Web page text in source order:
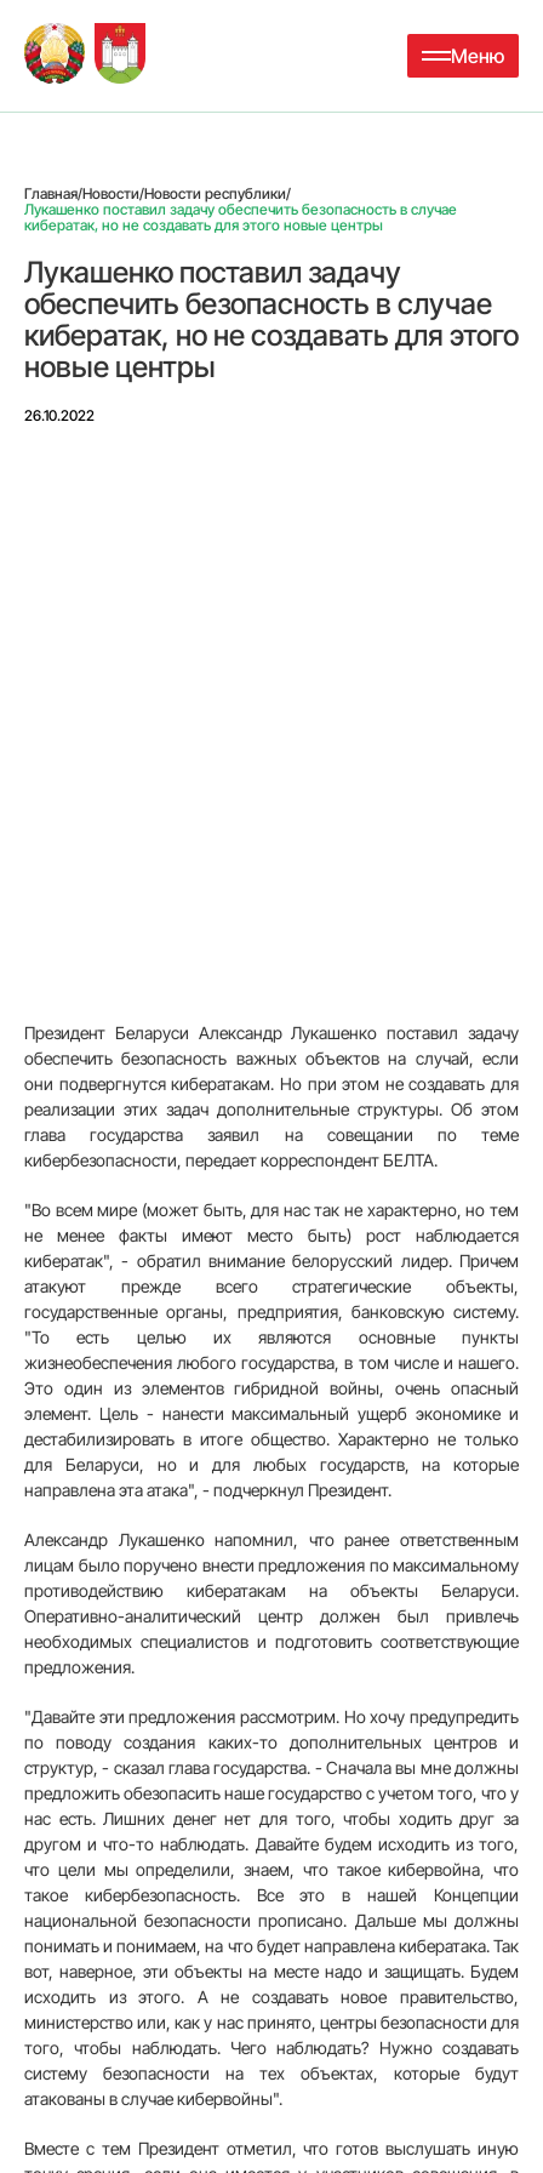
Меню
Главная/Новости/Новости республики/
Лукашенко поставил задачу обеспечить безопасность в случае
кибератак, но не создавать для этого новые центры
Лукашенко поставил задачу
обеспечить безопасность в случае
кибератак, но не создавать для этого
новые центры
26.10.2022
Президент Беларуси Александр Лукашенко поставил задачу
обеспечить безопасность важных объектов на случай, если
они подвергнутся кибератакам. Но при этом не создавать для
реализации этих задач дополнительные структуры. Об этом
глава государства заявил на совещании по теме
кибербезопасности, передает корреспондент БЕЛТА.
"Во всем мире (может быть, для нас так не характерно, но тем
не менее факты имеют место быть) рост наблюдается
кибератак", - обратил внимание белорусский лидер. Причем
атакуют прежде всего стратегические объекты,
государственные органы, предприятия, банковскую систему.
"То есть целью их являются основные пункты
жизнеобеспечения любого государства, в том числе и нашего.
Это один из элементов гибридной войны, очень опасный
элемент. Цель - нанести максимальный ущерб экономике и
дестабилизировать в итоге общество. Характерно не только
для Беларуси, но и для любых государств, на которые
направлена эта атака", - подчеркнул Президент.
Александр Лукашенко напомнил, что ранее ответственным
лицам было поручено внести предложения по максимальному
противодействию кибератакам на объекты Беларуси.
Оперативно-аналитический центр должен был привлечь
необходимых специалистов и подготовить соответствующие
предложения.
"Давайте эти предложения рассмотрим. Но хочу предупредить
по поводу создания каких-то дополнительных центров и
структур, - сказал глава государства. - Сначала вы мне должны
предложить обезопасить наше государство с учетом того, что у
нас есть. Лишних денег нет для того, чтобы ходить друг за
другом и что-то наблюдать. Давайте будем исходить из того,
что цели мы определили, знаем, что такое кибервойна, что
такое кибербезопасность. Все это в нашей Концепции
национальной безопасности прописано. Дальше мы должны
понимать и понимаем, на что будет направлена кибератака. Так
вот, наверное, эти объекты на месте надо и защищать. Будем
исходить из этого. А не создавать новое правительство,
министерство или, как у нас принято, центры безопасности для
того, чтобы наблюдать. Чего наблюдать? Нужно создавать
систему безопасности на тех объектах, которые будут
атакованы в случае кибервойны".
Вместе с тем Президент отметил, что готов выслушать иную